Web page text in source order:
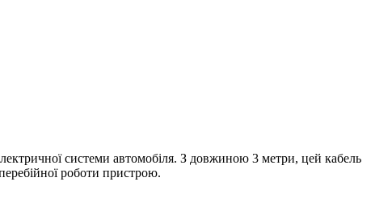
системи автомобіля. З довжиною 3 метри, цей кабель
роботи пристрою.